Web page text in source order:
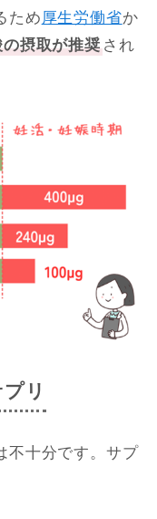
ため厚生労働省か
摂取が推奨され
リ
不十分です。サプ